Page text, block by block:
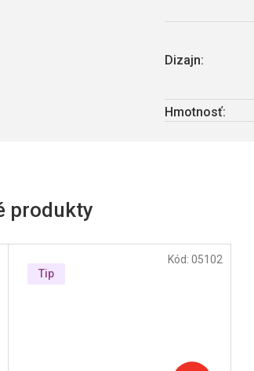
Dizajn:
Hmotnosť:
Tip
Kód: 05102